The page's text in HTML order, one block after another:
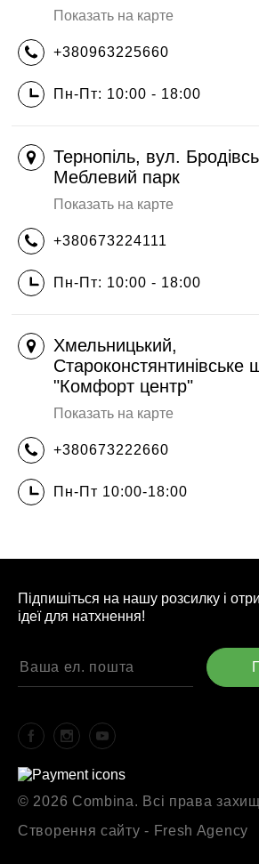
Показать на карте
+380963225660
Пн-Пт: 10:00 - 18:00
Тернопіль, вул.
Меблевий парк
Показать на карте
+380673224111
Пн-Пт: 10:00 - 18:00
Хмельницький,
"Комфорт центр"
Показать на карте
+380673222660
Пн-Пт 10:00-18:00
Підпишіться на нашу розсилку і
ідеї для натхнення!
© 2026 Combina. Всі права
Створення сайту - Fresh Agency